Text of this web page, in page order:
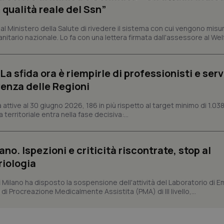
reale del Ssn”
Ministero della Salute di rivedere il sistema con cui vengono
nazionale. Lo fa con una lettera firmata dall'assessore al
sfida ora è riempirle di professionisti e
delle Regioni
attive al 30 giugno 2026, 186 in più rispetto al target minimo di
territoriale entra nella fase decisiva:...
Ispezioni e criticità riscontrate, stop al
Milano ha disposto la sospensione dell'attività del Laboratorio di
Procreazione Medicalmente Assistita (PMA) di III livello,...
Fornitore /Dominio Scadenza
Descrizione
.youtube.com
interazione con il sito. Registra i
del visitatore riguardo a varie
www.quotidianosanita.it
settimane
Script.com per ricordare le
www.quotidianosanita.it
4
settimane
Questo cookie è impostato
settimane
2 giorni
Google LLC
significativo del servizio di
utilizzato da Google. Questo
per distinguere utenti unici